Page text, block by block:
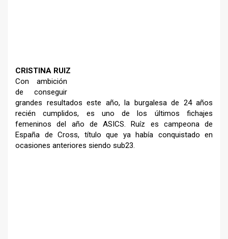
CRISTINA RUIZ
Con ambición
de conseguir
grandes resultados este año, la burgalesa de 24 años
recién cumplidos, es uno delos últimos fichajes
femeninos del año de ASICS.Ruíz es campeona de
España de Cross, título que ya había conquistado en
ocasiones anteriores siendo sub23.